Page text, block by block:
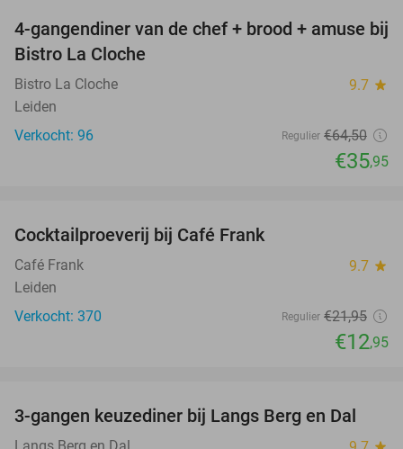
44%
4-gangendiner van de chef + brood + amuse bij
Bistro La Cloche
Bistro La Cloche 9.7 star
Leiden
Verkocht: 96
Regulier €64,50
€35,95
Cocktailproeverij bij Café Frank
Café Frank 9.7 star
Leiden
Verkocht: 370
Regulier €21,95
€12,95
44%
3-gangen keuzediner bij Langs Berg en Dal
Langs Berg en Dal